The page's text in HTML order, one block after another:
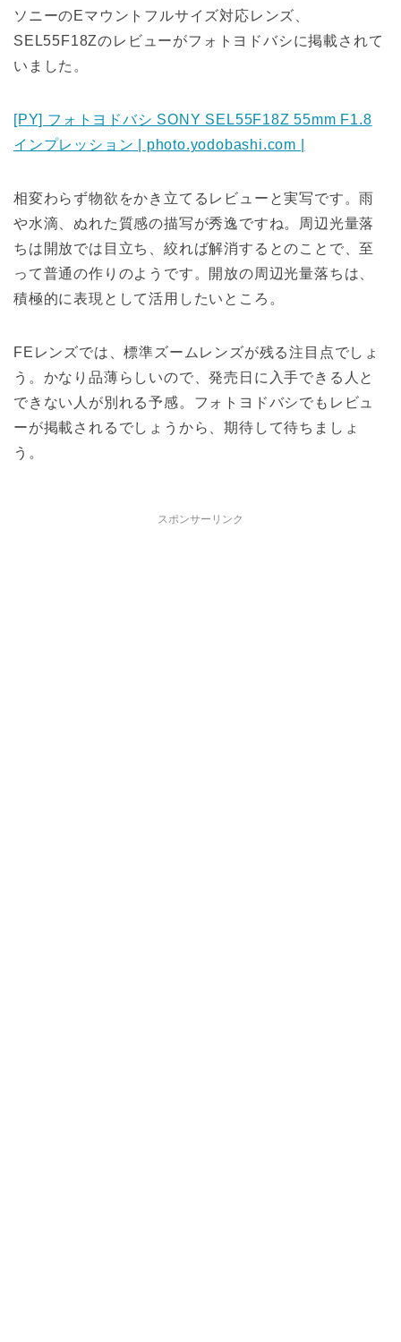
ソニーのEマウントフルサイズ対応レンズ、
SEL55F18Zのレビューがフォトヨドバシに掲載されて
いました。
[PY] フォトヨドバシ SONY SEL55F18Z 55mm F1.8
インプレッション | photo.yodobashi.com |
相変わらず物欲をかき立てるレビューと実写です。雨
や水滴、ぬれた質感の描写が秀逸ですね。周辺光量落
ちは開放では目立ち、絞れば解消するとのことで、至
って普通の作りのようです。開放の周辺光量落ちは、
積極的に表現として活用したいところ。
FEレンズでは、標準ズームレンズが残る注目点でしょ
う。かなり品薄らしいので、発売日に入手できる人と
できない人が別れる予感。フォトヨドバシでもレビュ
ーが掲載されるでしょうから、期待して待ちましょ
う。
スポンサーリンク